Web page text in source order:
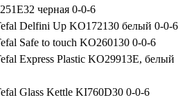
черная 0-0-6
Delfini Up KO172130 белый 0-0-6
Safe to touch KO260130 0-0-6
Express Plastic KO29913E, белый
Glass Kettle KI760D30 0-0-6